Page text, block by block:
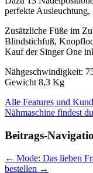
perfekte
Zusätzliche Füße im
Blindstichfuß,
Kauf der Singer One
Nähgeschwindigkeit:
Gewicht 8,3 Kg
Alle Features und
Nähmaschine findest
Beitrags-
← Mode: Das lieben
bestellen →